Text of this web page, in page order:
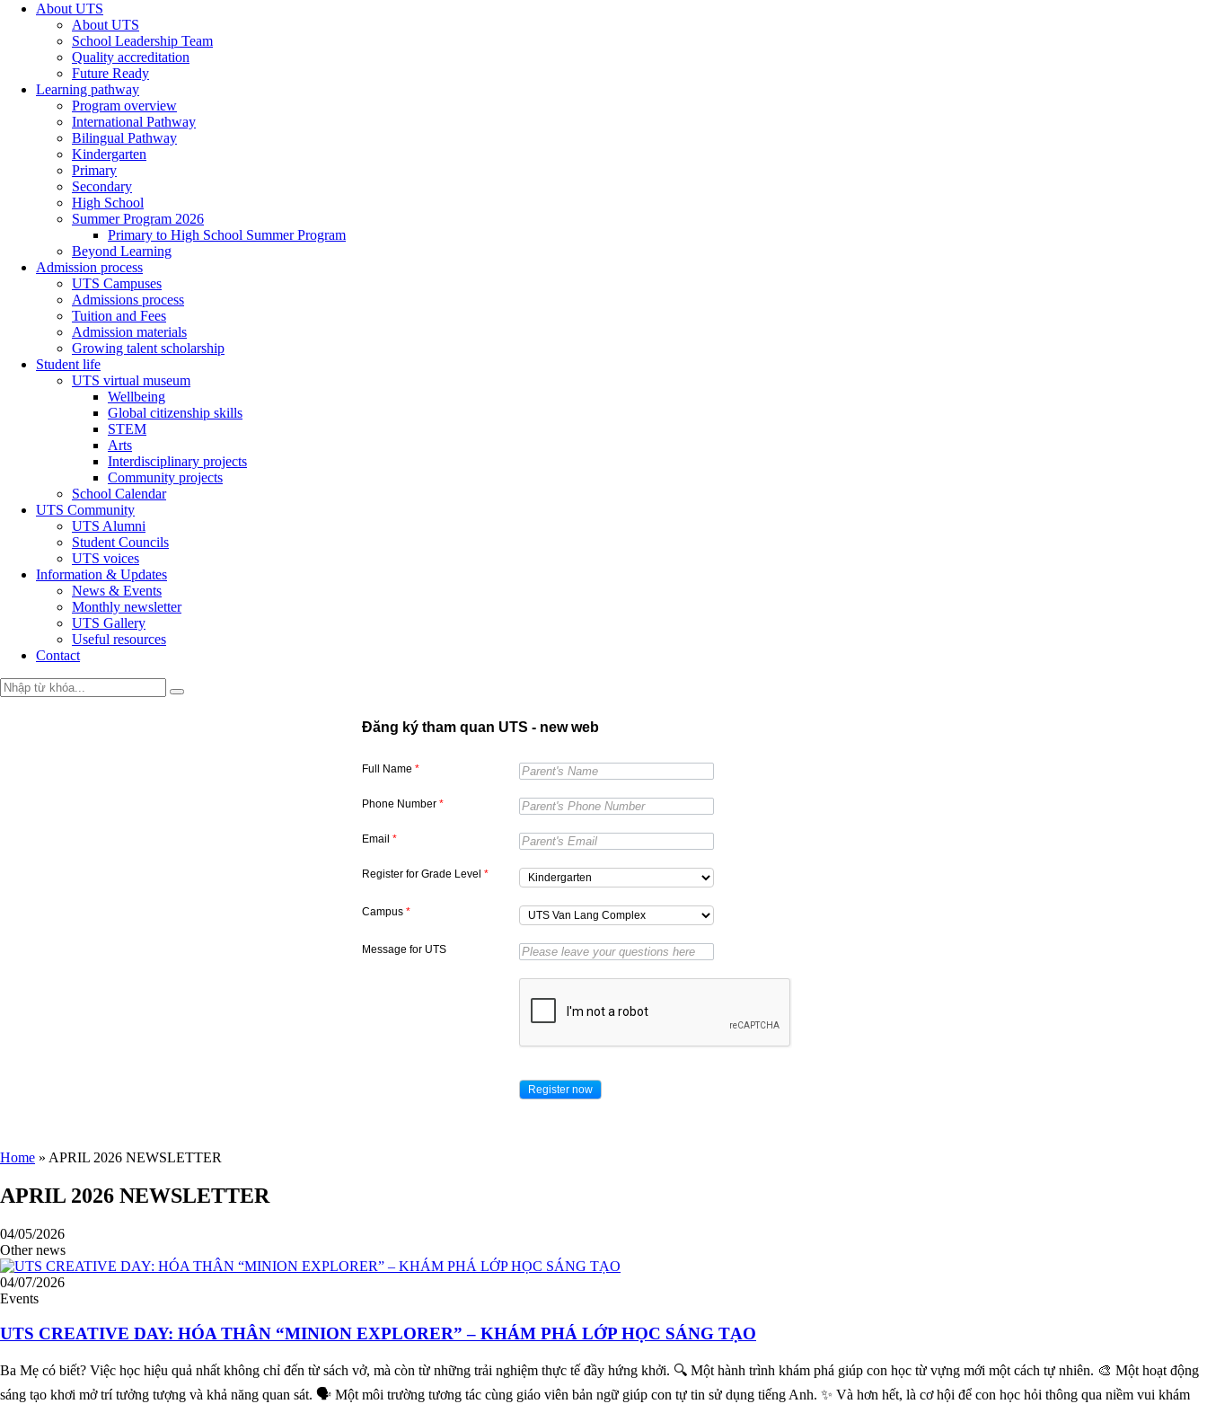
About UTS
About UTS
School Leadership Team
Quality accreditation
Future Ready
Learning pathway
Program overview
International Pathway
Bilingual Pathway
Kindergarten
Primary
Secondary
High School
Summer Program 2026
Primary to High School Summer Program
Beyond Learning
Admission process
UTS Campuses
Admissions process
Tuition and Fees
Admission materials
Growing talent scholarship
Student life
UTS virtual museum
Wellbeing
Global citizenship skills
STEM
Arts
Interdisciplinary projects
Community projects
School Calendar
UTS Community
UTS Alumni
Student Councils
UTS voices
Information & Updates
News & Events
Monthly newsletter
UTS Gallery
Useful resources
Contact
Đăng ký tham quan UTS - new web
Full Name *
Phone Number *
Email *
Register for Grade Level *
Campus *
Message for UTS
Home » APRIL 2026 NEWSLETTER
APRIL 2026 NEWSLETTER
04/05/2026
Other news
04/07/2026
Events
UTS CREATIVE DAY: HÓA THÂN “MINION EXPLORER” – KHÁM PHÁ LỚP HỌC SÁNG TẠO
Ba Mẹ có biết? Việc học hiệu quả nhất không chỉ đến từ sách vở, mà còn từ những trải nghiệm thực tế đầy hứng khởi. 🔍 Một hành trình khám phá giúp con học từ vựng mới một cách tự nhiên. 🎨 Một hoạt động
sáng tạo khơi mở trí tưởng tượng và khả năng quan sát. 🗣️ Một môi trường tương tác cùng giáo viên bản ngữ giúp con tự tin sử dụng tiếng Anh. ✨ Và hơn hết, là cơ hội để con học hỏi thông qua niềm vui khám